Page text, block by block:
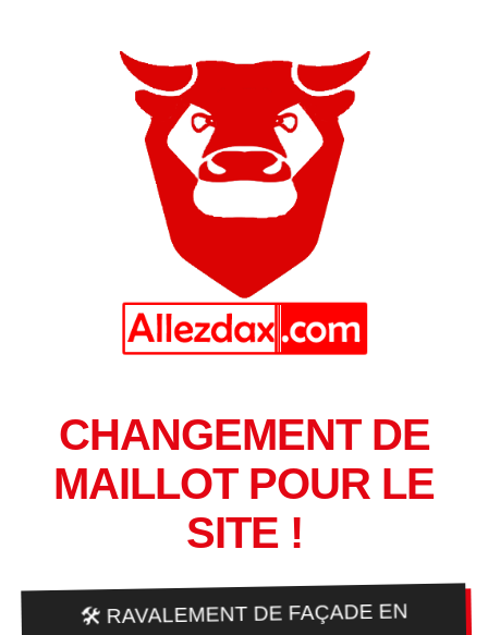
CHANGEMENT DE
MAILLOT POUR LE
SITE !
🛠️ RAVALEMENT DE FAÇADE EN